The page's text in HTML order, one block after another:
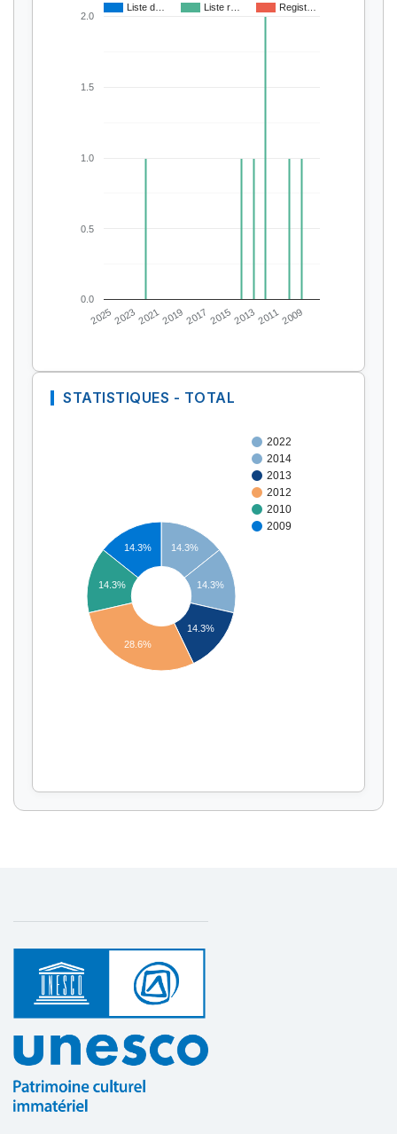
Affichage par
Liste d… Liste r… Regist…
20252023202120192017 2015201320112009
0.0
0.5
1.0
1.5
2.0
STATISTIQUES - TOTAL
2022
2014
2013
2012
2010
2009
14.3%
14.3%
14.3%
14.3%
14.3%
28.6%